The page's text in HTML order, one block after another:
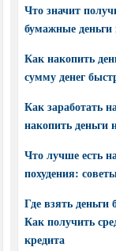
Что значит
бумажные
Как накопить
сумму денег
Как заработать
накопить деньги
Что лучше есть
похудения:
Где взять
Как получить
кредита